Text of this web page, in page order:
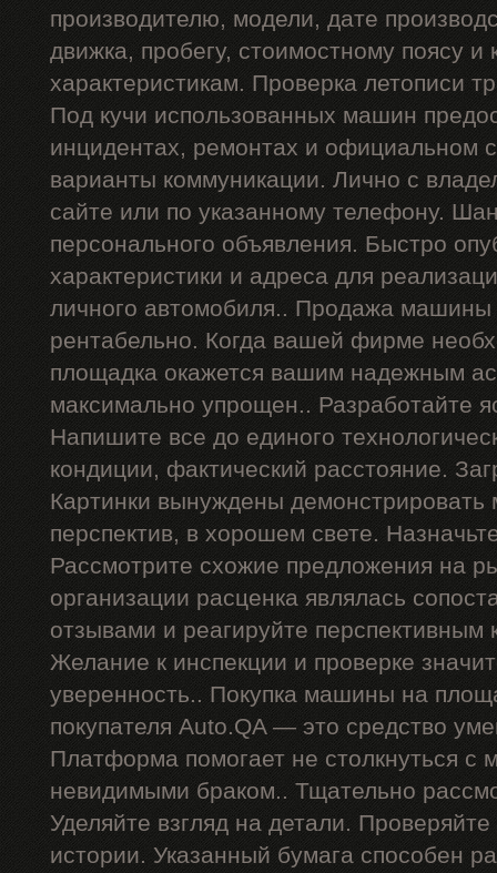
производителю, модели, дате
движка, пробегу, стоимостному поясу и
характеристикам. Проверка летописи
Под кучи использованных машин
инцидентах, ремонтах и официальном
варианты коммуникации. Лично с
сайте или по указанному телефону.
персонального объявления. Быстро
характеристики и адреса для
личного автомобиля.. Продажа машины
рентабельно. Когда вашей фирме
площадка окажется вашим надежным
максимально упрощен.. Разработайте
Напишите все до единого
кондиции, фактический расстояние.
Картинки вынуждены
перспектив, в хорошем свете.
Рассмотрите схожие предложения на
организации расценка являлась
отзывами и реагируйте перспективным
Желание к инспекции и проверке
уверенность.. Покупка машины на
покупателя Auto.QA — это средство
Платформа помогает не столкнуться с
невидимыми браком.. Тщательно
Уделяйте взгляд на детали.
истории. Указанный бумага способен